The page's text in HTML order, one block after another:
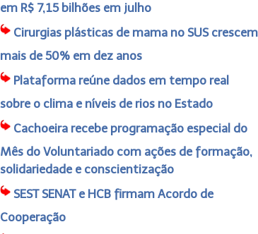
em R$ 7,15 bilhões em julho
Cirurgias plásticas de mama no SUS crescem
mais de 50% em dez anos
Plataforma reúne dados em tempo real
sobre o clima e níveis de rios no Estado
Cachoeira recebe programação especial do
Mês do Voluntariado com ações de formação,
solidariedade e conscientização
SEST SENAT e HCB firmam Acordo de
Cooperação